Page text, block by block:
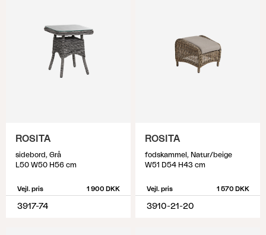
ROSITA
sidebord, Grå
L50 W50 H56 cm
Vejl. pris 1 900 DKK
3917-74
ROSITA
fodskammel, Natur/beige
W51 D54 H43 cm
Vejl. pris 1 570 DKK
3910-21-20